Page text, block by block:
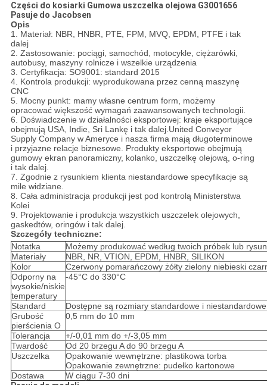
Części do kosiarki Gumowa uszczelka olejowa G3001656
Pasuje do Jacobsen
Opis
1. Materiał: NBR, HNBR, PTE, FPM, MVQ, EPDM, PTFE i tak
dalej
2. Zastosowanie: pociągi, samochód, motocykle, ciężarówki,
autobusy, maszyny rolnicze i wszelkie urządzenia
3. Certyfikacja: SO9001: standard 2015
4. Kontrola produkcji: wyprodukowana przez cenną maszynę
CNC
5. Mocny punkt: mamy własne centrum form, możemy
opracować większość wymagań zaawansowanych technologii.
6. Doświadczenie w działalności eksportowej: kraje eksportujące
obejmują USA, Indie, Sri Lankę i tak dalej.United Conveyor
Supply Company w Ameryce i nasza firma mają długoterminowe
i przyjazne relacje biznesowe. Produkty eksportowe obejmują
gumowy ekran panoramiczny, kolanko, uszczelkę olejową, o-ring
i tak dalej.
7. Zgodnie z rysunkiem klienta niestandardowe specyfikacje są
mile widziane.
8. Cała administracja produkcji jest pod kontrolą Ministerstwa
Kolei
9. Projektowanie i produkcja wszystkich uszczelek olejowych,
gaskedtów, oringów i tak dalej.
Szczegóły techniczne:
Notatka
Możemy produkować według twoich próbek lub
Materiały
NBR, NR, VTION, EPDM, HNBR, SILIKON
Kolor
Czerwony pomarańczowy żółty zielony niebieski
Odporny na
wysokie/niskie
temperatury
-45°C do 330°C
Standard
Dostępne są rozmiary standardowe i niestandardowe
Grubość
pierścienia O
0,5 mm do 10 mm
Tolerancja
+/-0,01 mm do +/-3,05 mm
Twardość
Od 20 brzegu A do 90 brzegu A
Uszczelka
Opakowanie wewnętrzne: plastikowa torba
Opakowanie zewnętrzne: pudełko kartonowe
Dostawa
W ciągu 7-30 dni